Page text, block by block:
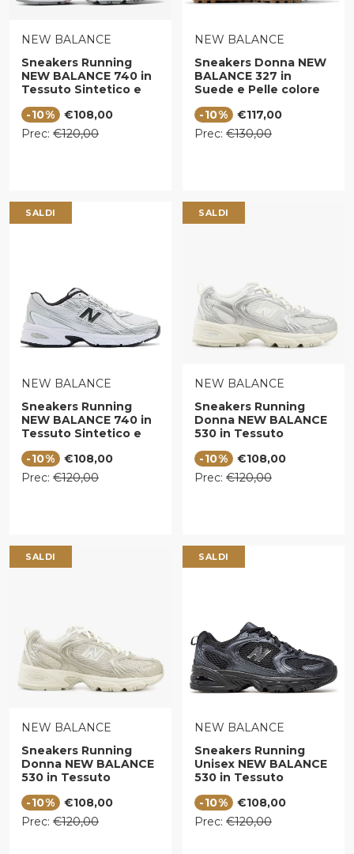
VENDITORE:
NEW BALANCE
Sneakers Running
NEW BALANCE 740 in
Tessuto Sintetico e
Rosewood White
-10%
Prezzo di vendita
€108,00
Prezzo regolare
Prec: €120,00
VENDITORE:
NEW BALANCE
Sneakers Donna NEW
BALANCE 327 in
Suede e Pelle colore
-10%
Prezzo di vendita
€117,00
Prezzo regolare
Prec: €130,00
SALDI
VENDITORE:
NEW BALANCE
Sneakers Running
NEW BALANCE 740 in
Tessuto Sintetico e
Metallic Silver e Black
-10%
Prezzo di vendita
€108,00
Prezzo regolare
Prec: €120,00
SALDI
VENDITORE:
NEW BALANCE
Sneakers Running
Donna NEW BALANCE
530 in Tessuto
Silver Metallic e
Reflection
-10%
Prezzo di vendita
€108,00
Prezzo regolare
Prec: €120,00
SALDI
VENDITORE:
NEW BALANCE
Sneakers Running
Donna NEW BALANCE
530 in Tessuto
Metallic e Linen
-10%
Prezzo di vendita
€108,00
Prezzo regolare
Prec: €120,00
SALDI
VENDITORE:
NEW BALANCE
Sneakers Running
Unisex NEW BALANCE
530 in Tessuto
-10%
Prezzo di vendita
€108,00
Prezzo regolare
Prec: €120,00